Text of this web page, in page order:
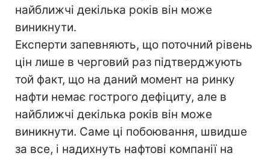
найближчі декілька років він може
виникнути.
Експерти запевняють, що поточний рівень
цін лише в черговий раз підтверджують
той факт, що на даний момент на ринку
нафти немає гострого дефіциту, але в
найближчі декілька років він може
виникнути. Саме ці побоювання, швидше
за все, і надихнуть нафтові компанії на